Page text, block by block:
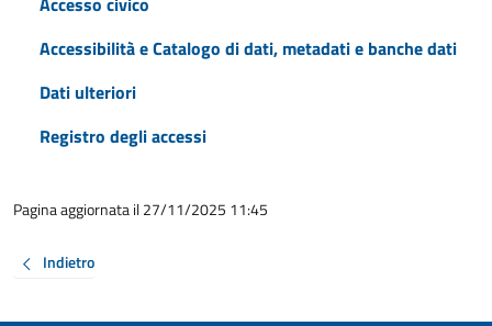
Accessibilità e Catalogo di dati, metadati e banche dati
Dati ulteriori
Registro degli accessi
Pagina aggiornata il 27/11/2025 11:45
Indietro